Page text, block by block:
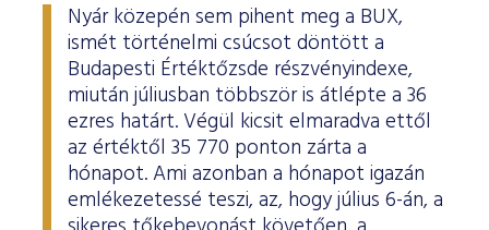
Nyár közepén sem pihent meg a BUX,
ismét történelmi csúcsot döntött a
Budapesti Értéktőzsde részvényindexe,
miután júliusban többször is átlépte a 36
ezres határt. Végül kicsit elmaradva ettől
az értéktől 35 770 ponton zárta a
hónapot. Ami azonban a hónapot igazán
emlékezetessé teszi, az, hogy július 6-án, a